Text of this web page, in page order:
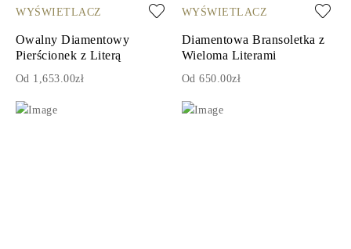
WYŚWIETLACZ
Owalny Diamentowy
Pierścionek z Literą
Od 1,653.00zł
WYŚWIETLACZ
Diamentowa Bransoletka z
Wieloma Literami
Od 650.00zł